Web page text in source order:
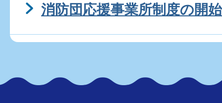
消防団応援事業所制度の開始